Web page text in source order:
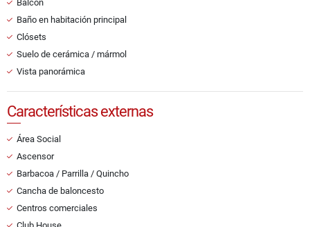
Balcón
Baño en habitación principal
Clósets
Suelo de cerámica / mármol
Vista panorámica
Características externas
Área Social
Ascensor
Barbacoa / Parrilla / Quincho
Cancha de baloncesto
Centros comerciales